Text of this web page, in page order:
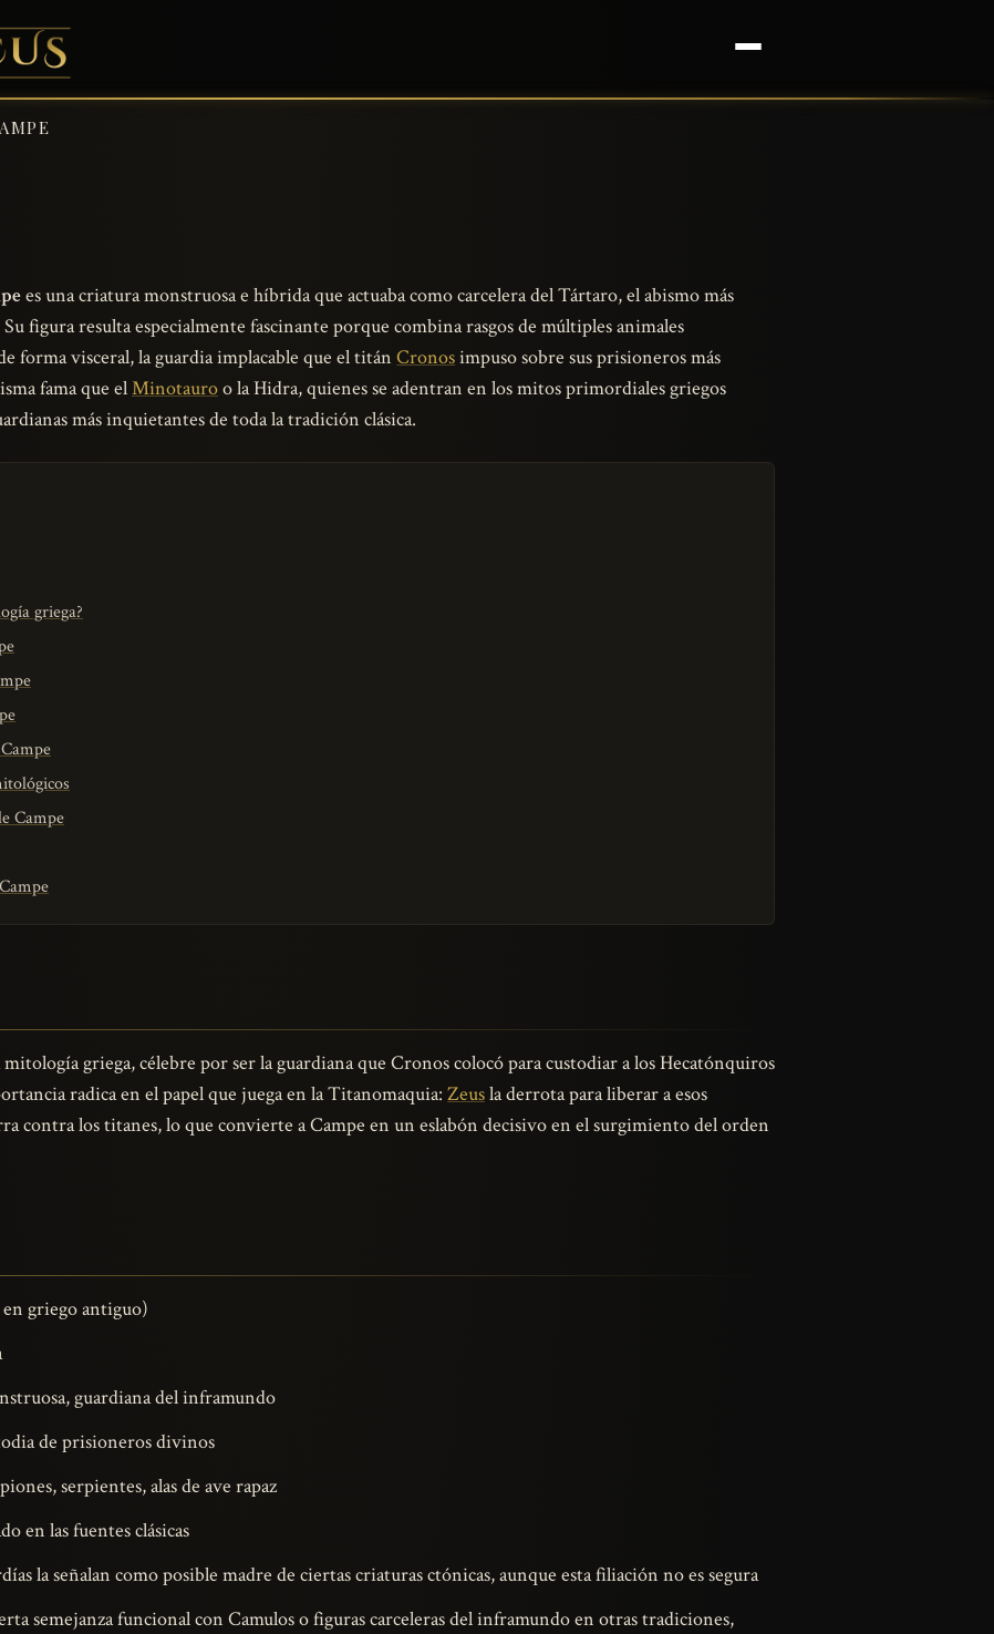
es una criatura monstruosa e híbrida que actuaba como carcelera del Tártaro, el abismo más
figura resulta especialmente fascinante porque combina rasgos de múltiples animales
forma visceral, la guardia implacable que el titánCronosimpuso sobre sus prisioneros más
fama que elMinotauroo la Hidra, quienes se adentran en los mitos primordiales griegos
más inquietantes de toda la tradición clásica.
griega?
Campe
griega, célebre por ser la guardiana que Cronos colocó para custodiar a los Hecatónquiros
radica en el papel que juega en la Titanomaquia: Zeusla derrota para liberar a esos
contra los titanes, lo que convierte a Campe en un eslabón decisivo en el surgimiento del orden
griego antiguo)
guardiana del inframundo
de prisioneros divinos
serpientes, alas de ave rapaz
en las fuentes clásicas
la señalan como posible madre de ciertas criaturas ctónicas, aunque esta filiación no es segura
semejanza funcional con Camulos o figuras carceleras del inframundo en otras tradiciones,